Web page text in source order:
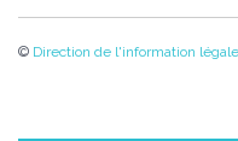
© Direction de l'information